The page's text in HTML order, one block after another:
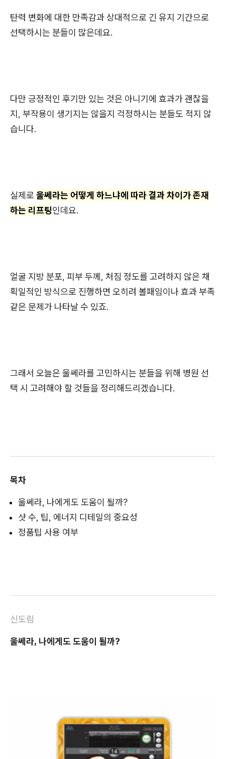
탄력 변화에 대한 만족감과 상대적으로 긴 유지 기간으로
선택하시는 분들이 많은데요.
다만 긍정적인 후기만 있는 것은 아니기에 효과가 괜찮을
지, 부작용이 생기지는 않을지 걱정하시는 분들도 적지 않
습니다.
실제로 울쎄라는 어떻게 하느냐에 따라 결과 차이가 존재
하는 리프팅인데요.
얼굴 지방 분포, 피부 두께, 처짐 정도를 고려하지 않은 채
획일적인 방식으로 진행하면 오히려 볼패임이나 효과 부족
같은 문제가 나타날 수 있죠.
그래서 오늘은 울쎄라를 고민하시는 분들을 위해 병원 선
택 시 고려해야 할 것들을 정리해드리겠습니다.
목차
울쎄라, 나에게도 도움이 될까?
샷 수, 팁, 에너지 디테일의 중요성
정품팁 사용 여부
신도림
울쎄라, 나에게도 도움이 될까?